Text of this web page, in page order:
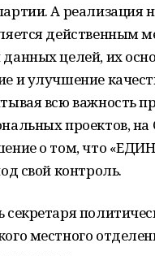
А реализация
действенным
целей, их
и улучшение
всю важность
проектов, на
о том, что
свой контроль.
секретаря
местного